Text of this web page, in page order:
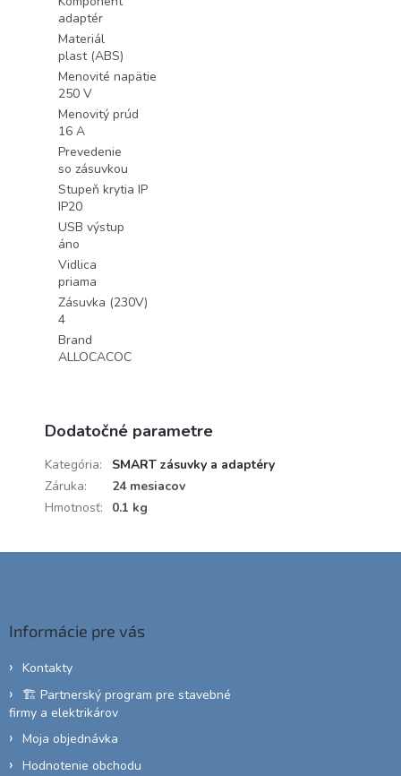
adaptér
Materiál
plast (ABS)
Menovité napätie
250 V
Menovitý prúd
16 A
Prevedenie
so zásuvkou
Stupeň krytia IP
IP20
USB výstup
áno
Vidlica
priama
Zásuvka (230V)
4
Brand
ALLOCACOC
Dodatočné parametre
Kategória:
SMART zásuvky a adaptéry
Záruka:
24 mesiacov
Hmotnosť: 0.1 kg
Informácie pre vás
Kontakty
🏗️ Partnerský program pre stavebné
firmy a elektrikárov
Moja objednávka
Hodnotenie obchodu